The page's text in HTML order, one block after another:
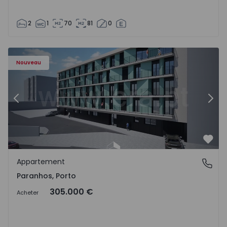
2 1 70 81 0
Nouveau
Appartement T1 Porto, Paranhos - 1575706 - 8
Précédent
Paranhos, Porto
Appartement
Paranhos, Porto
Acheter 305.000 €